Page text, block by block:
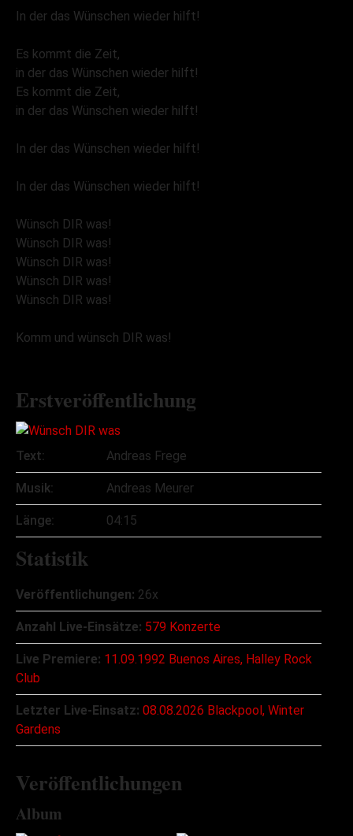
In der das Wünschen wieder hilft!
Es kommt die Zeit,
in der das Wünschen wieder hilft!
Es kommt die Zeit,
in der das Wünschen wieder hilft!
In der das Wünschen wieder hilft!
In der das Wünschen wieder hilft!
Wünsch DIR was!
Wünsch DIR was!
Wünsch DIR was!
Wünsch DIR was!
Wünsch DIR was!
Komm und wünsch DIR was!
Erstveröffentlichung
Text: Andreas Frege
Musik: Andreas Meurer
Länge: 04:15
Statistik
Veröffentlichungen: 26x
Anzahl Live-Einsätze: 579 Konzerte
Live Premiere: 11.09.1992 Buenos Aires, Halley Rock
Club
Letzter Live-Einsatz: 08.08.2026 Blackpool, Winter
Gardens
Veröffentlichungen
Album